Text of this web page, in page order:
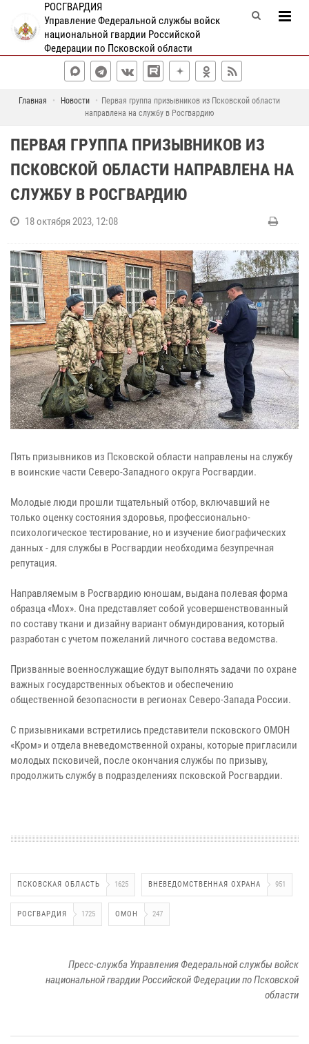
РОСГВАРДИЯ
Управление Федеральной службы войск
национальной гвардии Российской
Федерации по Псковской области
Главная Новости
Первая группа призывников из Псковской области
направлена на службу в Росгвардию
ПЕРВАЯ ГРУППА ПРИЗЫВНИКОВ ИЗ
ПСКОВСКОЙ ОБЛАСТИ НАПРАВЛЕНА НА
СЛУЖБУ В РОСГВАРДИЮ
18 октября 2023, 12:08
Пять призывников из Псковской области направлены на службу
в воинские части Северо-Западного округа Росгвардии.
Молодые люди прошли тщательный отбор, включавший не
только оценку состояния здоровья, профессионально-
психологическое тестирование, но и изучение биографических
данных - для службы в Росгвардии необходима безупречная
репутация.
Направляемым в Росгвардию юношам, выдана полевая форма
образца «Мох». Она представляет собой усовершенствованный
по составу ткани и дизайну вариант обмундирования, который
разработан с учетом пожеланий личного состава ведомства.
Призванные военнослужащие будут выполнять задачи по охране
важных государственных объектов и обеспечению
общественной безопасности в регионах Северо-Запада России.
С призывниками встретились представители псковского ОМОН
«Кром» и отдела вневедомственной охраны, которые пригласили
молодых псковичей, после окончания службы по призыву,
продолжить службу в подразделениях псковской Росгвардии.
ПСКОВСКАЯ ОБЛАСТЬ 1625 ВНЕВЕДОМСТВЕННАЯ ОХРАНА 951
РОСГВАРДИЯ 1725 ОМОН 247
Пресс-служба Управления Федеральной службы войск
национальной гвардии Российской Федерации по Псковской
области